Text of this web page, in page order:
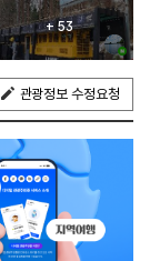
+ 53
관광정보 수정요청